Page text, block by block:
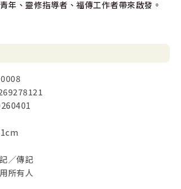
年、靈修指導者、福傳工作者帶來啟發。
／傳記
所有人